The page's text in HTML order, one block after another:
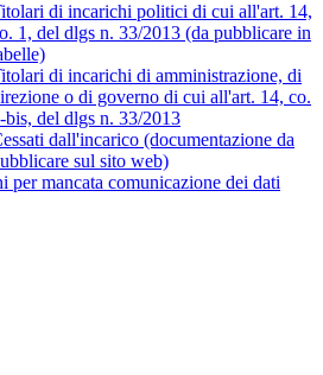
di incarichi politici di cui all'art. 14,
1, del dlgs n. 33/2013 (da pubblicare in
di incarichi di amministrazione, di
o di governo di cui all'art. 14, co.
bis, del dlgs n. 33/2013
dall'incarico (documentazione da
sul sito web)
per mancata comunicazione dei dati